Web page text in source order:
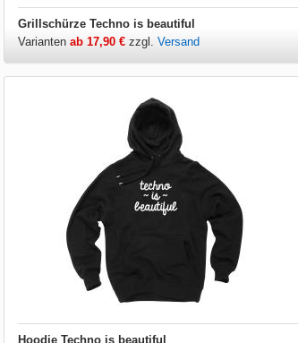
Grillschürze Techno is beautiful
Varianten ab 17,90 € zzgl. Versand
Hoodie Techno is beautiful